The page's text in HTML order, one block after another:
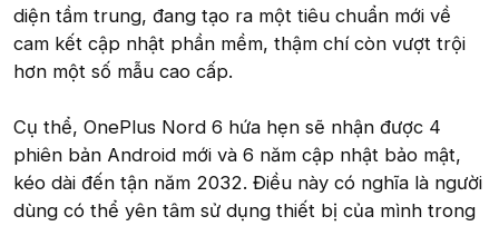
diện tầm trung, đang tạo ra một tiêu chuẩn mới về
cam kết cập nhật phần mềm, thậm chí còn vượt trội
hơn một số mẫu cao cấp.
Cụ thể, OnePlus Nord 6 hứa hẹn sẽ nhận được 4
phiên bản Android mới và 6 năm cập nhật bảo mật,
kéo dài đến tận năm 2032. Điều này có nghĩa là người
dùng có thể yên tâm sử dụng thiết bị của mình trong